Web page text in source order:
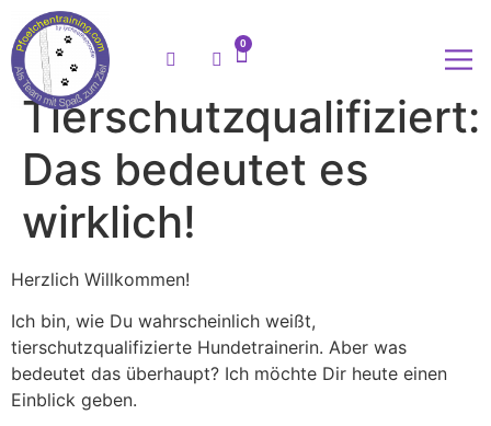
0
Tierschutzqualifiziert:
Das bedeutet es
wirklich!
Herzlich Willkommen!
Ich bin, wie Du wahrscheinlich weißt,
tierschutzqualifizierte Hundetrainerin. Aber was
bedeutet das überhaupt? Ich möchte Dir heute einen
Einblick geben.